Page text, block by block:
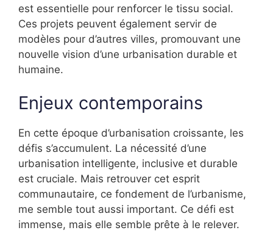
est essentielle pour renforcer le tissu social.
Ces projets peuvent également servir de
modèles pour d’autres villes, promouvant une
nouvelle vision d’une urbanisation durable et
humaine.
Enjeux contemporains
En cette époque d’urbanisation croissante, les
défis s’accumulent. La nécessité d’une
urbanisation intelligente, inclusive et durable
est cruciale. Mais retrouver cet esprit
communautaire, ce fondement de l’urbanisme,
me semble tout aussi important. Ce défi est
immense, mais elle semble prête à le relever.